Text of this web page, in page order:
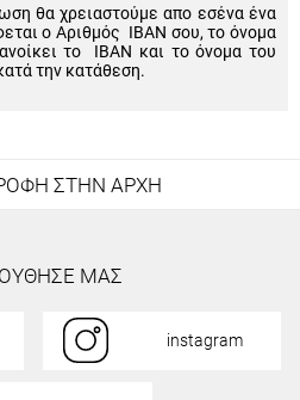
θα χρειαστούμε απο εσένα ένα
ο Αριθμός IBAN σου, το όνομα
το IBAN και το όνομα του
την κατάθεση.
ΣΤΗΝ ΑΡΧΗ
ΜΑΣ
instagram